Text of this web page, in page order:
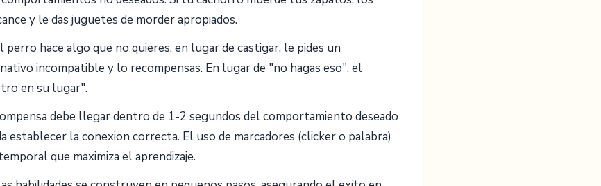
y le das juguetes de morder apropiados.
perro hace algo que no quieres, en lugar de castigar, le pides un
incompatible y lo recompensas. En lugar de "no hagas eso", el
en su lugar".
debe llegar dentro de 1-2 segundos del comportamiento deseado
establecer la conexion correcta. El uso de marcadores (clicker o palabra)
que maximiza el aprendizaje.